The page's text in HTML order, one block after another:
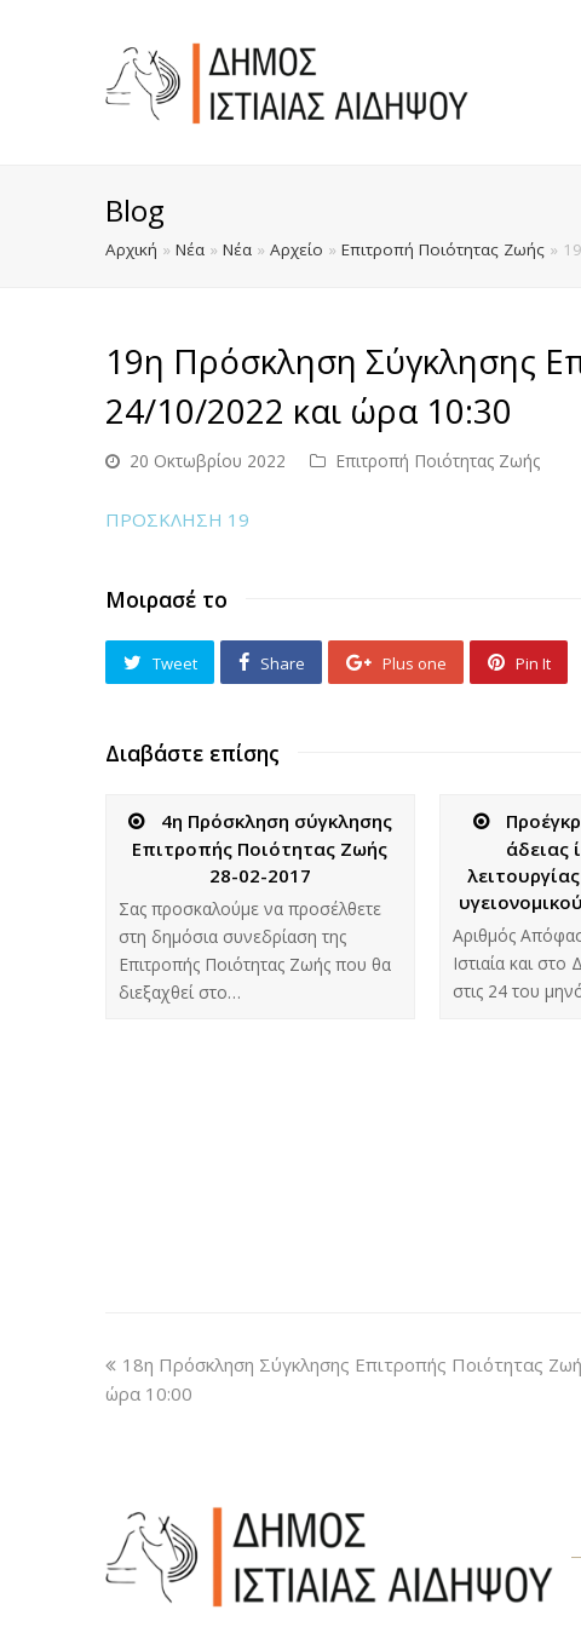
Blog
Αρχική » Νέα » Νέα » Αρχείο » Επιτροπή Ποιότητας Ζωής »
19η Πρόσκληση Σύγκλησης
24/10/2022 και ώρα 10:30
20 Οκτωβρίου 2022 Επιτροπή Ποιότητας Ζωής
ΠΡΟΣΚΛΗΣΗ 19
Μοιρασέ το
Tweet Share Plus one Pin It
Διαβάστε επίσης
4η Πρόσκληση σύγκλησης
Επιτροπής Ποιότητας Ζωής
28-02-2017
Σας προσκαλούμε να προσέλθετε
στη δημόσια συνεδρίαση της
Επιτροπής Ποιότητας Ζωής που θα
διεξαχθεί στο…
άδειας
Aριθμός
Ιστιαία και
στις 24 του
18η Πρόσκληση Σύγκλησης Επιτροπής Ποιότητας
ώρα 10:00